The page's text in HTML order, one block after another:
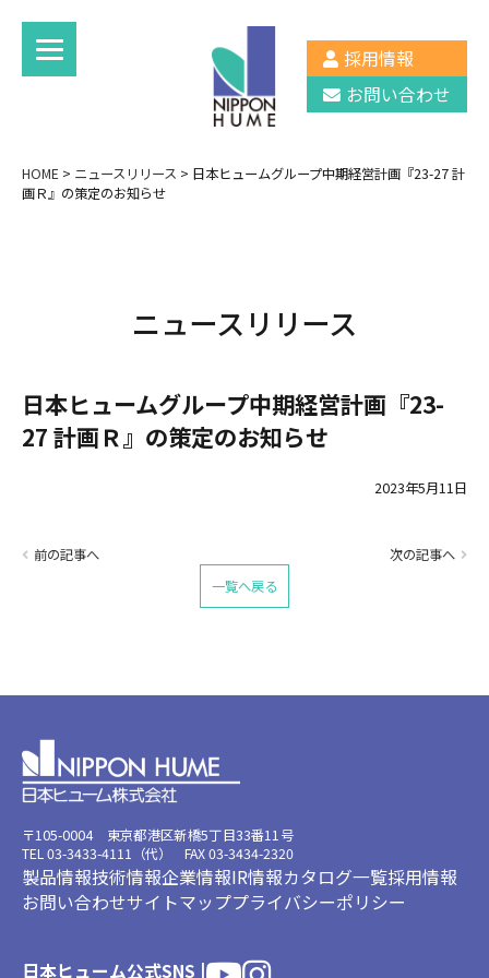
採用情報
お問い合わせ
HOME > ニュースリリース > 日本ヒュームグループ中期経営計画『23-27 計
画Ｒ』の策定のお知らせ
ニュースリリース
日本ヒュームグループ中期経営計画『23-
27 計画Ｒ』の策定のお知らせ
2023年5月11日
前の記事へ
次の記事へ
一覧へ戻る
〒105-0004 東京都港区新橋5丁目33番11号
TEL 03-3433-4111（代） FAX 03-3434-2320
製品情報技術情報企業情報IR情報カタログ一覧採用情報
お問い合わせサイトマッププライバシーポリシー
日本ヒューム公式SNS |